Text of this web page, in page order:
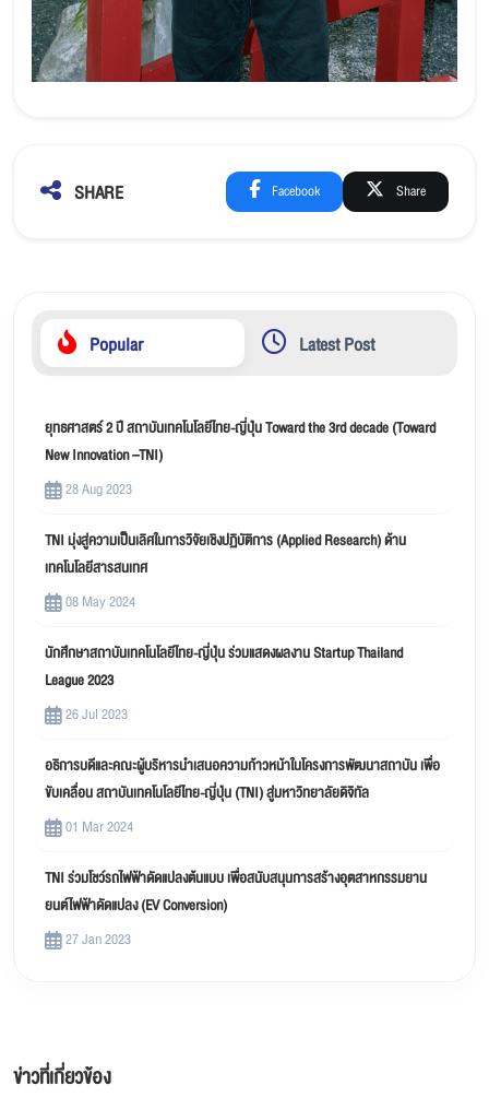
SHARE Facebook Share
Popular Latest Post
ยุทธศาสตร์ 2 ปี สถาบันเทคโนโลยีไทย-ญี่ปุ่น Toward the 3rd decade (Toward
New Innovation –TNI)
28 Aug 2023
TNI มุ่งสู่ความเป็นเลิศในการวิจัยเชิงปฏิบัติการ (Applied Research) ด้าน
เทคโนโลยีสารสนเทศ
08 May 2024
นักศึกษาสถาบันเทคโนโลยีไทย-ญี่ปุ่น ร่วมแสดงผลงาน Startup Thailand
League 2023
26 Jul 2023
อธิการบดีและคณะผู้บริหารนำเสนอความก้าวหน้าในโครงการพัฒนาสถาบัน เพื่อ
ขับเคลื่อน สถาบันเทคโนโลยีไทย-ญี่ปุ่น (TNI) สู่มหาวิทยาลัยดิจิทัล
01 Mar 2024
TNI ร่วมโชว์รถไฟฟ้าดัดแปลงต้นแบบ เพื่อสนับสนุนการสร้างอุตสาหกรรมยาน
ยนต์ไฟฟ้าดัดแปลง (EV Conversion)
27 Jan 2023
ข่าวที่เกี่ยวข้อง